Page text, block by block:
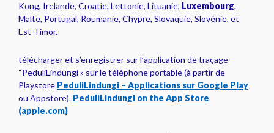
Kong, Irelande, Croatie, Lettonie, Lituanie, Luxembourg,
Malte, Portugal, Roumanie, Chypre, Slovaquie, Slovénie, et
Est-Timor.
télécharger et s’enregistrer sur l’application de traçage
“PeduliLindungi » sur le téléphone portable (à partir de
Playstore PeduliLindungi – Applications sur Google Play
ou Appstore). PeduliLindungi on the App Store
(apple.com)